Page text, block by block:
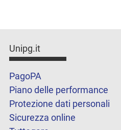
Unipg.it
PagoPA
Piano delle performance
Protezione dati personali
Sicurezza online